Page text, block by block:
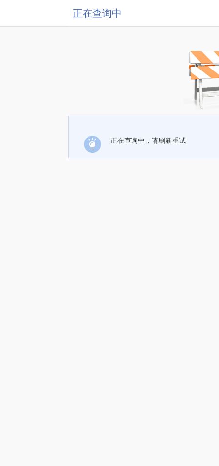
正在查询中
正在查询中，请刷新重试